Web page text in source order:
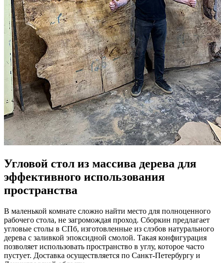
Угловой стол из массива дерева для
эффективного использования
пространства
В маленькой комнате сложно найти место для полноценного
рабочего стола, не загромождая проход. Сборкин предлагает
угловые столы в СПб, изготовленные из слэбов натурального
дерева с заливкой эпоксидной смолой. Такая конфигурация
позволяет использовать пространство в углу, которое часто
пустует. Доставка осуществляется по Санкт-Петербургу и